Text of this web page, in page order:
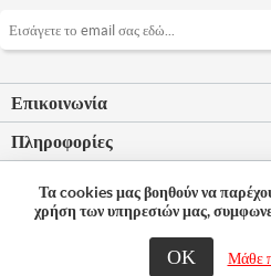
Επικοινωνία
Πληροφορίες
Ο λογαριασμός μου
© 2026
Τα cookies μας βοηθούν να
χρήση των υπηρεσιών μας,
ΟΚ Μάθε